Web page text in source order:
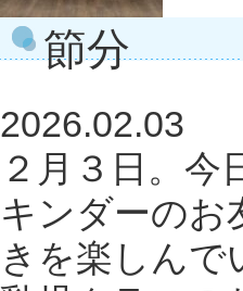
節分
2026.02.03
２月３日。今
キンダーのお
きを楽しん